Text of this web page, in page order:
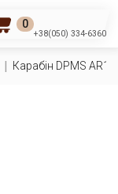
0
+38(050) 334-6360
Карабін DPMS